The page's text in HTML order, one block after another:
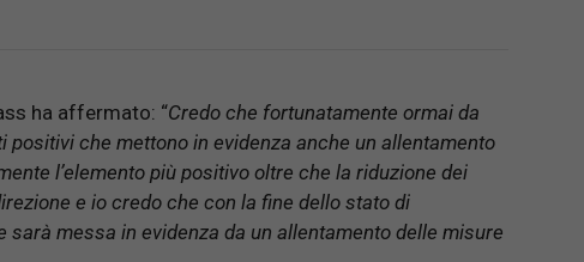
ha affermato: “Credo che fortunatamente ormai da
che mettono in evidenza anche un allentamento
l’elemento più positivo oltre che la riduzione dei
e io credo che con la fine dello stato di
messa in evidenza da un allentamento delle misure